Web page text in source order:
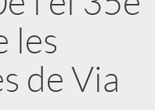
les
de Via